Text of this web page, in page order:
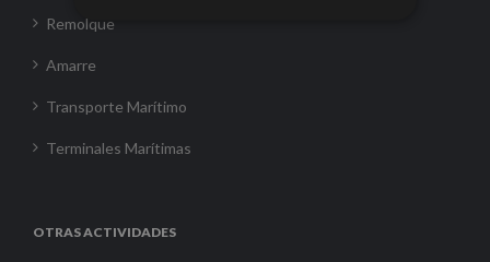
Remolque
Amarre
Transporte Marítimo
Terminales Marítimas
OTRAS ACTIVIDADES